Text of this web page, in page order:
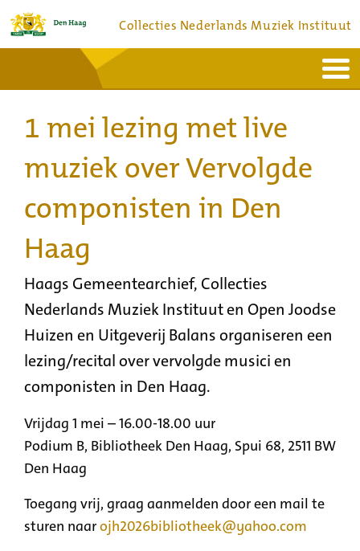
Collecties Nederlands Muziek Instituut
Bronnen en collecties
Dienstverlening
Bezoek
Over
1 mei lezing met live
muziek over Vervolgde
componisten in Den
Haag
Haags Gemeentearchief, Collecties
Nederlands Muziek Instituut en Open Joodse
Huizen en Uitgeverij Balans organiseren een
lezing/recital over vervolgde musici en
componisten in Den Haag.
Vrijdag 1 mei – 16.00-18.00 uur
Podium B, Bibliotheek Den Haag, Spui 68, 2511 BW
Den Haag
Toegang vrij, graag aanmelden door een mail te
sturen naarojh2026bibliotheek@yahoo.com